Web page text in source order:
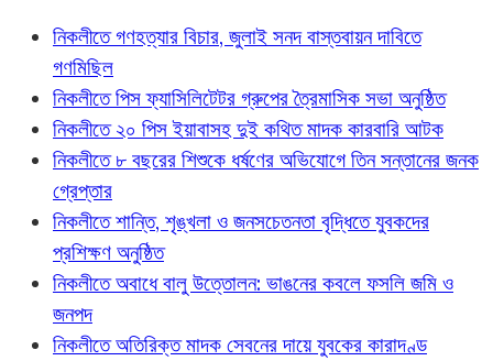
নিকলীতে গণহত্যার বিচার, জুলাই সনদ বাস্তবায়ন দাবিতে
গণমিছিল
নিকলীতে পিস ফ্যাসিলিটেটর গ্রুপের ত্রৈমাসিক সভা অনুষ্ঠিত
নিকলীতে ২০ পিস ইয়াবাসহ দুই কথিত মাদক কারবারি আটক
নিকলীতে ৮ বছরের শিশুকে ধর্ষণের অভিযোগে তিন সন্তানের জনক
গ্রেপ্তার
নিকলীতে শান্তি, শৃঙ্খলা ও জনসচেতনতা বৃদ্ধিতে যুবকদের
প্রশিক্ষণ অনুষ্ঠিত
নিকলীতে অবাধে বালু উত্তোলন: ভাঙনের কবলে ফসলি জমি ও
জনপদ
নিকলীতে অতিরিক্ত মাদক সেবনের দায়ে যুবকের কারাদণ্ড